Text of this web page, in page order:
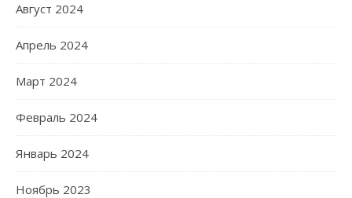
Август 2024
Апрель 2024
Март 2024
Февраль 2024
Январь 2024
Ноябрь 2023